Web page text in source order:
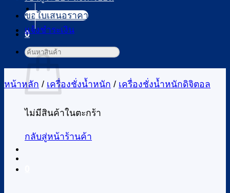
0
ตะกร้าสินค้า
ไม่มีสินค้าในตะกร้า
กลับสู่หน้าร้านค้า
ขอใบเสนอราคา
แจ้งชำระเงิน
ค้นหา:
หน้าหลัก / เครื่องชั่งน้ำหนัก / เครื่องชั่งน้ำหนักดิจิตอล